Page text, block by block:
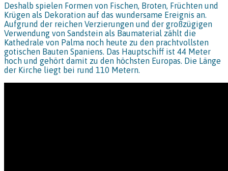
Deshalb spielen Formen von Fischen, Broten, Früchten und
Krügen als Dekoration auf das wundersame Ereignis an.
Aufgrund der reichen Verzierungen und der großzügigen
Verwendung von Sandstein als Baumaterial zählt die
Kathedrale von Palma noch heute zu den prachtvollsten
gotischen Bauten Spaniens. Das Hauptschiff ist 44 Meter
hoch und gehört damit zu den höchsten Europas. Die Länge
der Kirche liegt bei rund 110 Metern.